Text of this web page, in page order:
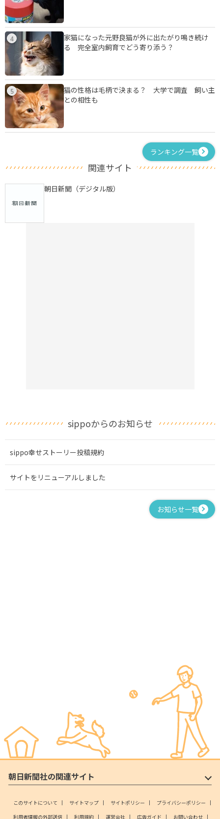
4
家猫になった元野良猫が外に出たがり鳴き続け
る 完全室内飼育でどう寄り添う？
5
猫の性格は毛柄で決まる？ 大学で調査 飼い主
との相性も
ランキング一覧
関連サイト
朝日新聞（デジタル版）
sippoからのお知らせ
sippo幸せストーリー投稿規約
サイトをリニューアルしました
お知らせ一覧
朝日新聞社の関連サイト
このサイトについて サイトマップ サイトポリシー
プライバシーポリシー
利用者情報の外部送信
利用規約 運営会社 広告ガイド お問い合わせ